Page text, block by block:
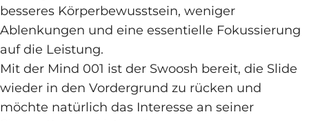
besseres Körperbewusstsein, weniger
Ablenkungen und eine essentielle Fokussierung
auf die Leistung.
Mit der Mind 001 ist der Swoosh bereit, die Slide
wieder in den Vordergrund zu rücken und
möchte natürlich das Interesse an seiner